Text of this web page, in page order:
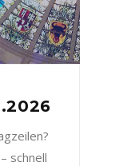
schnell